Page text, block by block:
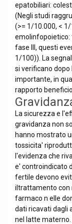
epatobiliari:
(Negli studi
(>= 1/10.000, <
emolinfopoietico:
fase III, questi
1/100)). La
si verificano
importante, in
rapporto
La sicurezza e
gravidanza non
hanno mostrato
tossicita'
l'evidenza che
e' controindicato
fertile devono
iltrattamento con
farmaco n elle
dati ricavati dagli
nel latte